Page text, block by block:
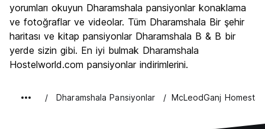
yorumları okuyun Dharamshala pansiyonlar konaklama
ve fotoğraflar ve videolar. Tüm Dharamshala Bir şehir
haritası ve kitap pansiyonlar Dharamshala B & B bir
yerde sizin gibi. En iyi bulmak Dharamshala
Hostelworld.com pansiyonlar indirimlerini.
Dharamshala Pansiyonlar McLeodGanj